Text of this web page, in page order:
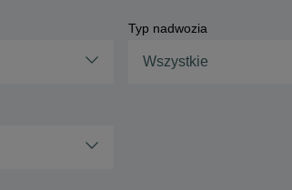
Typ nadwozia
Wszystkie